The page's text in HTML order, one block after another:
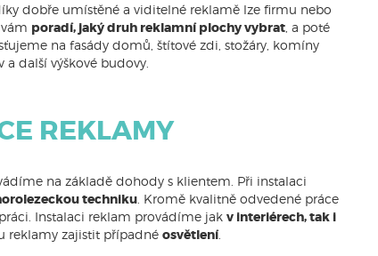
dobře umístěné a viditelné reklamě lze firmu nebo
poradí, jaký druh reklamní plochy vybrat, a poté
na fasády domů, štítové zdi, stožáry, komíny
další výškové budovy.
REKLAMY
na základě dohody s klientem. Při instalaci
techniku . Kromě kvalitně odvedené práce
Instalaci reklam provádíme jak v interiérech, tak i
reklamy zajistit případné osvětlení.